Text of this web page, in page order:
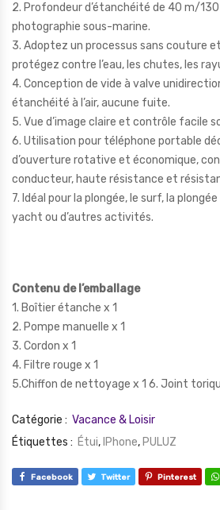
2. Profondeur d’étanchéité de 40 m/
photographie sous-marine.
3. Adoptez un processus sans couture
protégez contre l’eau, les chutes, les
4. Conception de vide à valve
étanchéité à l’air, aucune fuite.
5. Vue d’image claire et contrôle facile
6. Utilisation pour téléphone portable
d’ouverture rotative et économique,
conducteur, haute résistance et
7. Idéal pour la plongée, le surf, la
yacht ou d’autres activités.
Contenu de l’emballage
1. Boîtier étanche x 1
2. Pompe manuelle x 1
3. Cordon x 1
4. Filtre rouge x 1
5.Chiffon de nettoyage x 1 6. Joint
Catégorie : Vacance & Loisir
Étiquettes : Étui,IPhone,PULUZ
Facebook Twitter Pinterest